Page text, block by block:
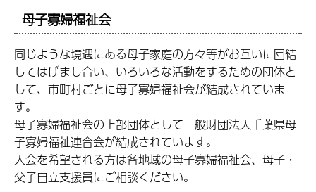
母子寡婦福祉会
同じような境遇にある母子家庭の方々等がお互いに団結
してはげまし合い、いろいろな活動をするための団体と
して、市町村ごとに母子寡婦福祉会が結成されていま
す。
母子寡婦福祉会の上部団体として一般財団法人千葉県母
子寡婦福祉連合会が結成されています。
入会を希望される方は各地域の母子寡婦福祉会、母子・
父子自立支援員にご相談ください。